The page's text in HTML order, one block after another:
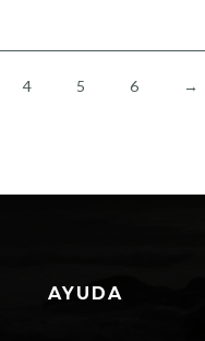
4 5 6 →
AYUDA